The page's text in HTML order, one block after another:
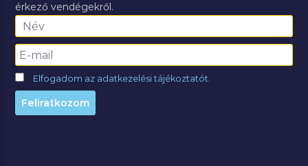
érkező vendégekről.
Elfogadom az adatkezelési tájékoztatót.